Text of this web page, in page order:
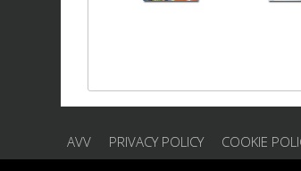
AVV PRIVACY POLICY COOKIE